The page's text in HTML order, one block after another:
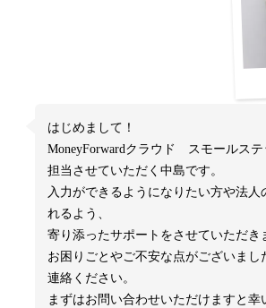
はじめまして！
MoneyForwardクラウド スモールステ
担当させていただく中島です。
入力ができるようになりたい方や法人
れるよう、
寄り添ったサポートをさせていただき
お困りごとやご不安な点がございまし
連絡ください。
まずはお問い合わせいただけますと幸